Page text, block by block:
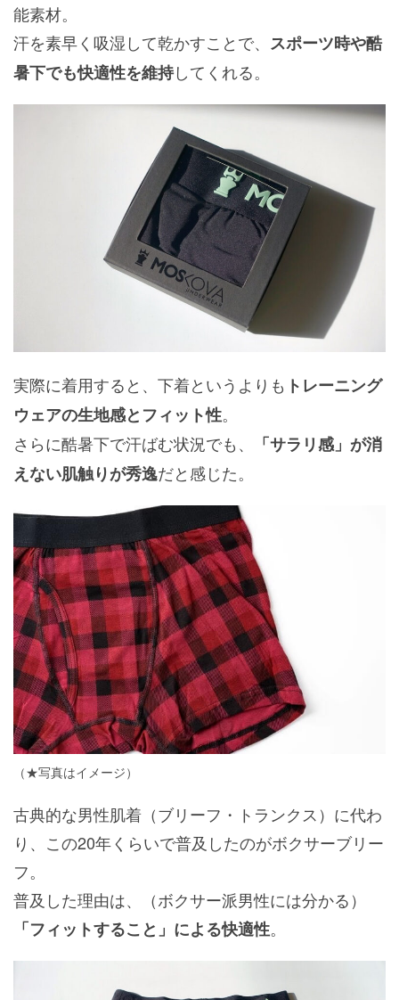
能素材。
汗を素早く吸湿して乾かすことで、 スポーツ時や酷
暑下でも快適性を維持してくれる。
実際に着用すると、下着というよりも トレーニング
ウェアの生地感とフィット性。
さらに酷暑下で汗ばむ状況でも、
「サラリ感」が消
えない肌触りが秀逸だと感じた。
（★写真はイメージ）
古典的な男性肌着（ブリーフ・トランクス）に代わ
り、この20年くらいで普及したのがボクサーブリー
フ。
普及した理由は、（ボクサー派男性には分かる）
「フィットすること」による快適性。